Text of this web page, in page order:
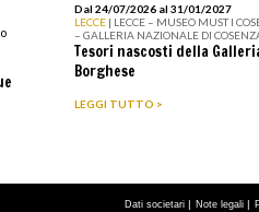
Dal 24/07/2026 al 31/01/2027
LECCE | LECCE – MUSEO MUST I
– GALLERIA NAZIONALE DI
Tesori nascosti della
Borghese
LEGGI TUTTO >
Dati societari | Note legali |